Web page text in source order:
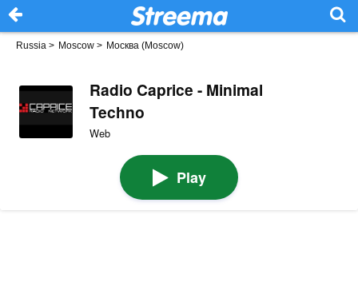
Russia > Moscow > Москва (Moscow)
Radio Caprice - Minimal
Techno
Web
Play